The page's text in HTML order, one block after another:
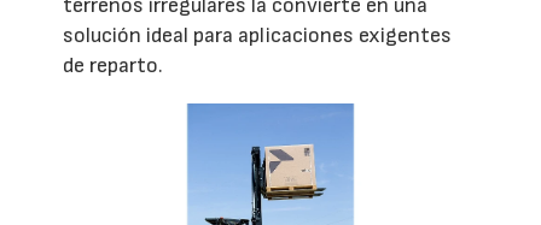
terrenos irregulares la convierte en una
solución ideal para aplicaciones exigentes
de reparto.